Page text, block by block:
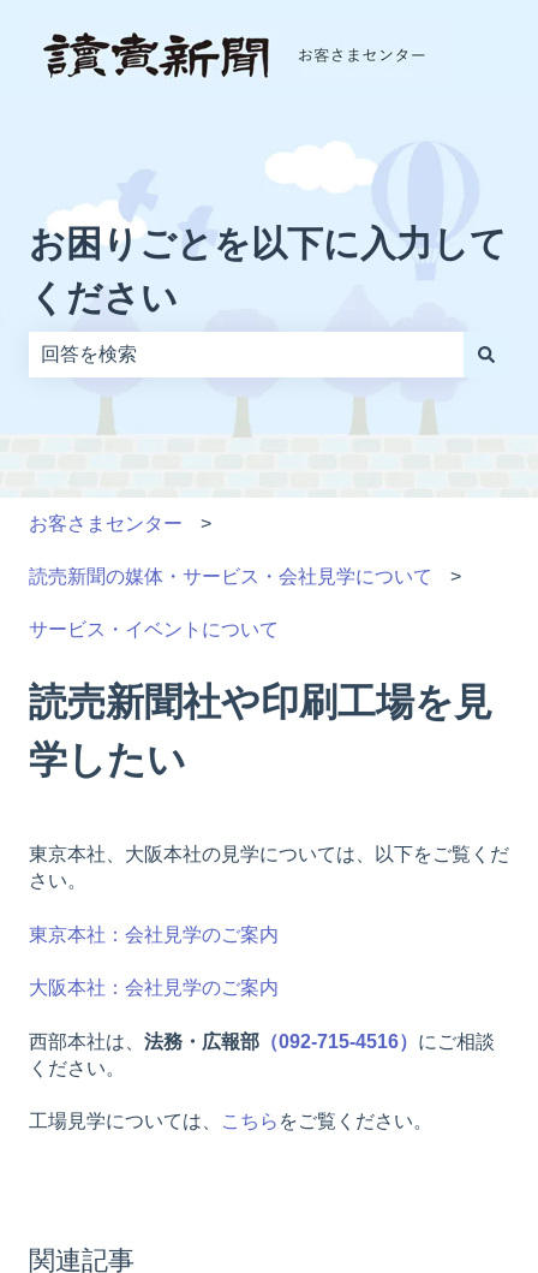
お困りごとを以下に入力して
ください
お客さまセンター
読売新聞の媒体・サービス・会社見学について
サービス・イベントについて
読売新聞社や印刷工場を見
学したい
東京本社、大阪本社の見学については、以下をご覧くだ
さい。
東京本社：会社見学のご案内
大阪本社：会社見学のご案内
西部本社は、 法務・広報部 （092-715-4516） にご相談
ください。
工場見学については、 こちら をご覧ください。
関連記事